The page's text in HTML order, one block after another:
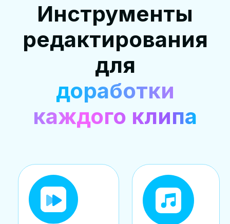
Инструменты
редактирования
для
доработки
каждого клипа